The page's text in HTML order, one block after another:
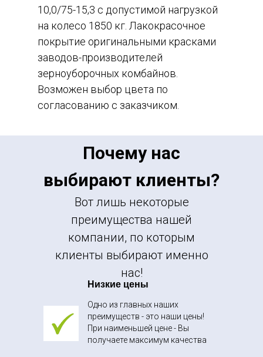
10,0/75-15,3 с допустимой нагрузкой
на колесо 1850 кг. Лакокрасочное
покрытие оригинальными красками
заводов-производителей
зерноуборочных комбайнов.
Возможен выбор цвета по
согласованию с заказчиком.
Почему нас
выбирают клиенты?
Вот лишь некоторые
преимущества нашей
компании, по которым
клиенты выбирают именно
нас!
Низкие цены
Одно из главных наших
преимуществ - это наши цены!
При наименьшей цене - Вы
получаете максимум качества